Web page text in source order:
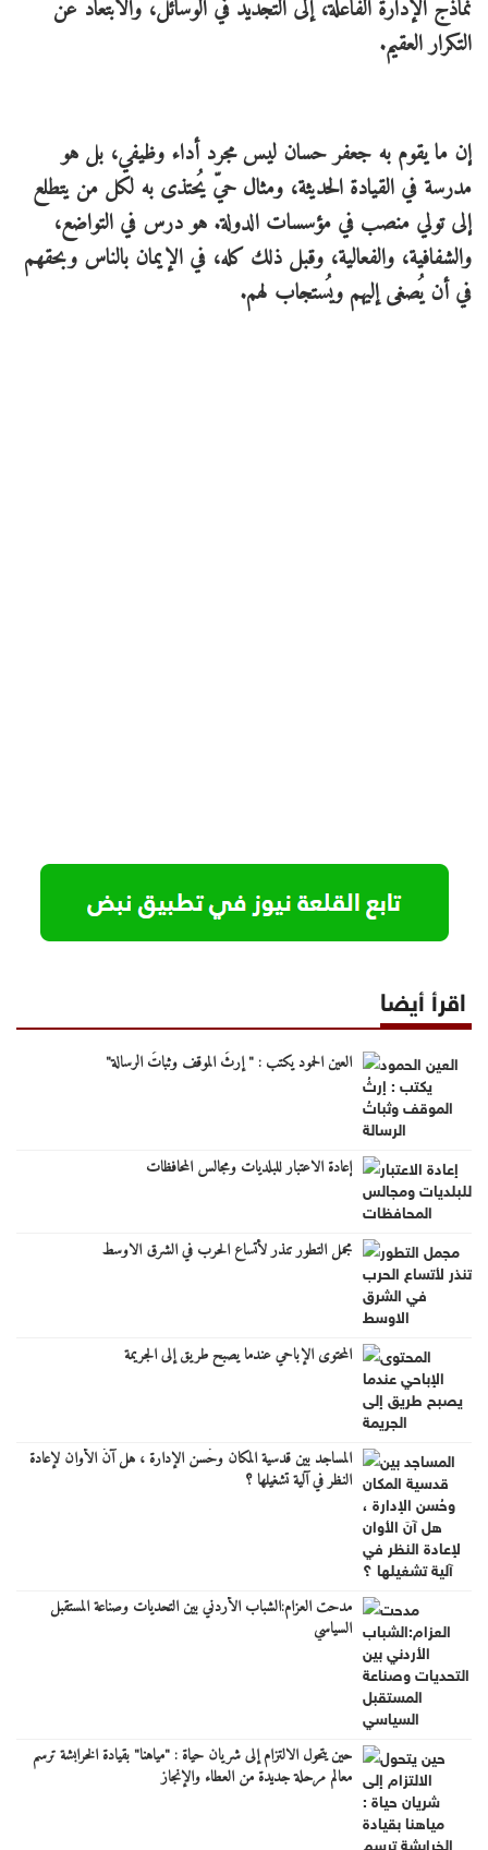
نماذج الإدارة الفاعلة، إلى التجديد في الوسائل، والابتعاد عن
التكرار العقيم.
إن ما يقوم به جعفر حسان ليس مجرد أداء وظيفي، بل هو
مدرسة في القيادة الحديثة، ومثال حيّ يُحتذى به لكل من يتطلع
إلى تولي منصب في مؤسسات الدولة. هو درس في التواضع،
والشفافية، والفعالية، وقبل ذلك كله، في الإيمان بالناس وبحقهم
في أن يُصغى إليهم ويُستجاب لهم.
اقرأ أيضا
العين الحمود يكتب : " إرثُ الموقف وثباتُ الرسالة"
إعادة الاعتبار للبلديات ومجالس المحافظات
مجمل التطور تنذر لأتساع الحرب في الشرق الاوسط
المحتوى الإباحي عندما يصبح طريق إلى الجريمة
المساجد بين قدسية المكان وحُسن الإدارة ، هل آنَ الأوان لإعادة
النظر في آلية تشغيلها ؟
مدحت العزام:الشباب الأردني بين التحديات وصناعة المستقبل
السياسي
حين يتحول الالتزام إلى شريان حياة : "مياهنا" بقيادة الخرابشة ترسم
معالم مرحلة جديدة من العطاء والإنجاز